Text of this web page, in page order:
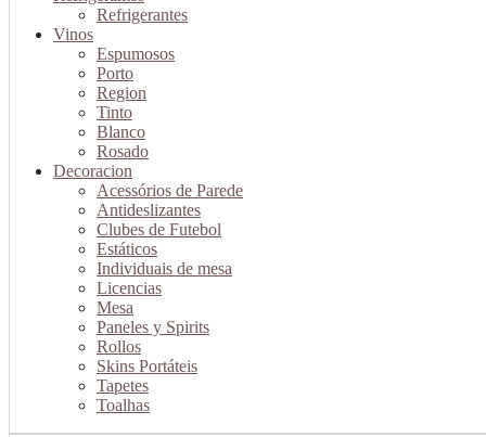
Refrigerantes
Vinos
Espumosos
Porto
Region
Tinto
Blanco
Rosado
Decoracion
Acessórios de Parede
Antideslizantes
Clubes de Futebol
Estáticos
Individuais de mesa
Licencias
Mesa
Paneles y Spirits
Rollos
Skins Portáteis
Tapetes
Toalhas